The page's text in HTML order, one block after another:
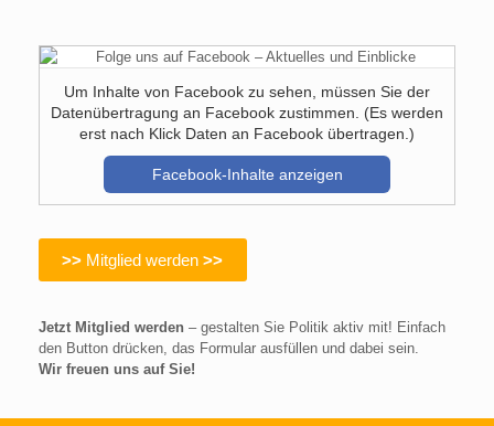
Um Inhalte von Facebook zu sehen, müssen Sie der
Datenübertragung an Facebook zustimmen. (Es werden
erst nach Klick Daten an Facebook übertragen.)
Facebook-Inhalte anzeigen
>> Mitglied werden>>
Jetzt Mitglied werden – gestalten Sie Politik aktiv mit! Einfach
den Button drücken, das Formular ausfüllen und dabei sein.
Wir freuen uns auf Sie!